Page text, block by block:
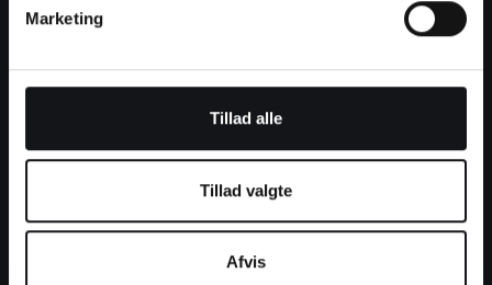
Marketing
Tillad alle
Tillad valgte
Afvis
Gastro13
Visuel identitet